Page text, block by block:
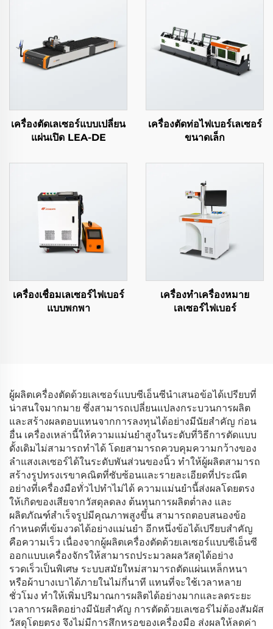
เครื่องตัดเลเซอร์แบบเปลี่ยน
แผ่นเปิด LEA-DE
เครื่องตัดท่อไฟเบอร์เลเซอร์
ขนาดเล็ก
เครื่องเชื่อมเลเซอร์ไฟเบอร์
แบบพกพา
เครื่องทำเครื่องหมาย
เลเซอร์ไฟเบอร์
ผู้ผลิตเครื่องตัดด้วยเลเซอร์แบบซีเอ็นซีนำเสนอข้อได้เปรียบที่
น่าสนใจมากมาย ซึ่งสามารถเปลี่ยนแปลงกระบวนการผลิต
และสร้างผลตอบแทนจากการลงทุนได้อย่างมีนัยสำคัญ ก่อน
อื่น เครื่องเหล่านี้ให้ความแม่นยำสูงในระดับที่วิธีการตัดแบบ
ดั้งเดิมไม่สามารถทำได้ โดยสามารถควบคุมความกว้างของ
ลำแสงเลเซอร์ได้ในระดับพันส่วนของนิ้ว ทำให้ผู้ผลิตสามารถ
สร้างรูปทรงเรขาคณิตที่ซับซ้อนและรายละเอียดที่ประณีต
อย่างที่เครื่องมือทั่วไปทำไม่ได้ ความแม่นยำนี้ส่งผลโดยตรง
ให้เกิดของเสียจากวัสดุลดลง ต้นทุนการผลิตต่ำลง และ
ผลิตภัณฑ์สำเร็จรูปมีคุณภาพสูงขึ้น สามารถตอบสนองข้อ
กำหนดที่เข้มงวดได้อย่างแม่นยำ อีกหนึ่งข้อได้เปรียบสำคัญ
คือความเร็ว เนื่องจากผู้ผลิตเครื่องตัดด้วยเลเซอร์แบบซีเอ็นซี
ออกแบบเครื่องจักรให้สามารถประมวลผลวัสดุได้อย่าง
รวดเร็วเป็นพิเศษ ระบบสมัยใหม่สามารถตัดแผ่นเหล็กหนา
หรือผ้าบางเบาได้ภายในไม่กี่นาที แทนที่จะใช้เวลาหลาย
ชั่วโมง ทำให้เพิ่มปริมาณการผลิตได้อย่างมากและลดระยะ
เวลาการผลิตอย่างมีนัยสำคัญ การตัดด้วยเลเซอร์ไม่ต้องสัมผัส
วัสดุโดยตรง จึงไม่มีการสึกหรอของเครื่องมือ ส่งผลให้ลดค่า